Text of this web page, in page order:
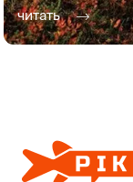
читать